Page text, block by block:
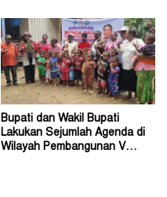
Bupati dan Wakil Bupati
Lakukan Sejumlah Agenda di
Wilayah Pembangunan V